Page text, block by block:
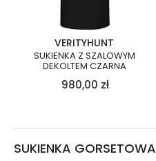
VERITYHUNT
SUKIENKA Z SZALOWYM
DEKOLTEM CZARNA
980,00 zł
SUKIENKA GORSETOWA